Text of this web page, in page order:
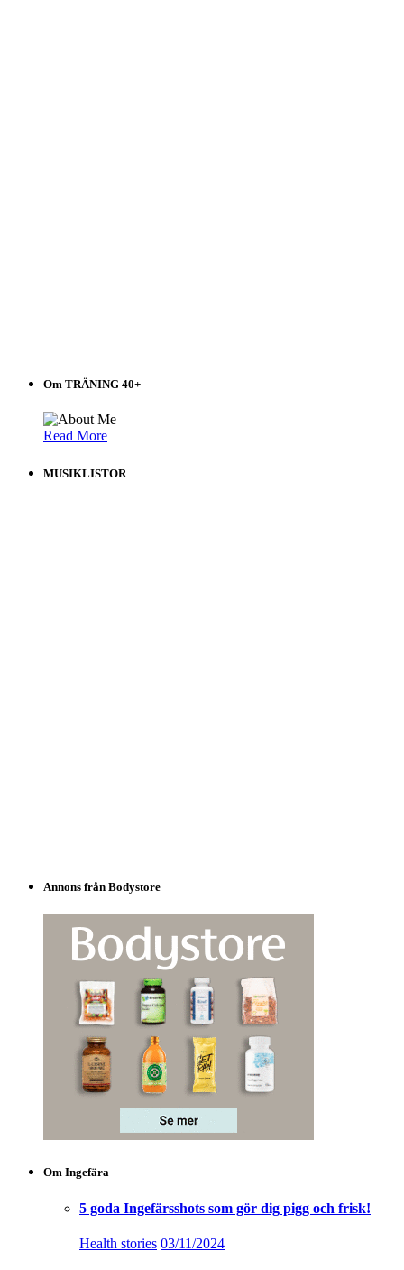
Om TRÄNING 40+
Read More
MUSIKLISTOR
Annons från Bodystore
Om Ingefära
5 goda Ingefärsshots som gör dig pigg och frisk!
Health stories 03/11/2024